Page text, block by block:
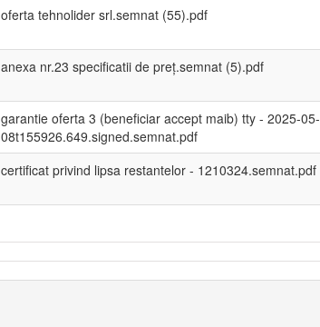
oferta tehnolider srl.semnat (55).pdf
anexa nr.23 specificatii de preț.semnat (5).pdf
garantie oferta 3 (beneficiar accept maib) tty - 2025-05-
08t155926.649.signed.semnat.pdf
certificat privind lipsa restantelor - 1210324.semnat.pdf